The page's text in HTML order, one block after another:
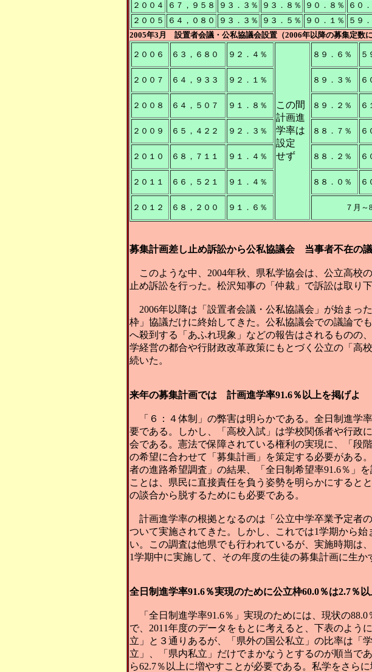
２００４
６７，９５８ ９３．３％ ９３．８％ ９０．８％ ６０
２００５
６４，０８０ ９３．３％ ９３．５％ ９０．１％ ５９
2005年3月 設置者会議・公私協議会設置（2006年以降の募集定数に
２００６ ６３，６８０ ９２．４％
この間
計画進
学率は
設定
せず
８９．６％ ５
２００７ ６４，９３３ ９２．１％ ８９．３％ ６
２００８ ６４，５０７ ９１．８％ ８９．２％ ６
２００９ ６５，４２２ ９２．３％ ８８．７％ ６
２０１０ ６８，７１１ ９１．４％ ８８．２％ ６
２０１１ ６６，５２１ ９１．４％ ８８．０％ ６
２０１２ ６８，２００ ９１．６％ ７月～
募集計画差し止め訴訟から公私協議会 当事者不在の
このような中、2004年秋、県私学協会は、公立高校
止め訴訟を行った。松沢知事の「仲裁」で訴訟は取り
2006年以降は「設置者会議・公私協議会」が始まっ
枠」協議だけに終始してきた。公私協議会での議論で
へ殺到する「あふれ現象」などの報告はされるものの
学経営の都合や行財政改革政策にもとづく公立の「高
続いた。
来年の募集計画では 計画進学率91.6％以上を掲げ
「６：４体制」の弊害は明らかである。全日制進学
要である。しかし、「高校入試」は学校関係者や行政
会である。憲法で保障されている権利の実現に、「段
の希望に合わせて「募集計画」を策定する必要がある
者の進路希望調査」の結果、「全日制希望率91.6％」
ことは、県民に直接責任を負う姿勢を明らかにすると
の談合から脱するためにも必要である。
計画進学率の根拠となるのは「公立中学卒業予定者
ついて実施されてきた。しかし、これでは1学期から
い。この調査は他県でも行われているが、実施時期は
1学期中に実施して、その年度の生徒の募集計画に生か
全日制進学率91.6％実現のために公立枠60.0％は2.7
「全日制進学率91.6％」実現のためには、現状の
で、2011年度のデータをもとに考えると、下表のよう
立」と３通りあるが、「県外の国公私立」の比率は「
立」、「県内私立」だけでまかなうとするのが順当で
ら62.7％以上に増やすことが必要である。私学をさら